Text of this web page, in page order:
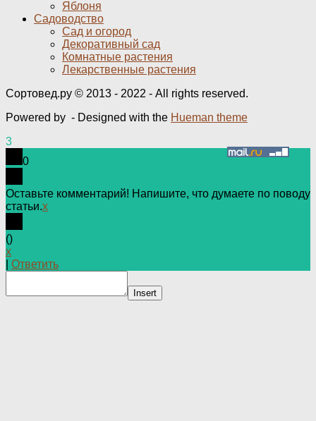
Яблоня
Садоводство
Сад и огород
Декоративный сад
Комнатные растения
Лекарственные растения
Сортовед.ру © 2013 - 2022 - All rights reserved.
Powered by - Designed with the Hueman theme
3
0
Оставьте комментарий! Напишите, что думаете по поводу
статьи.x
()
x
Ответить
Insert